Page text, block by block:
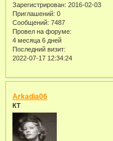
Зарегистрирован: 2016-02-03
Приглашений: 0
Сообщений: 7487
Провел на форуме:
4 месяца 6 дней
Последний визит:
2022-07-17 12:34:24
Arkadia06
КТ